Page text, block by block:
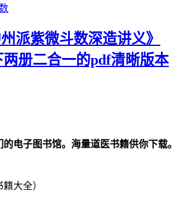
派紫微斗数深造讲义》
两册二合一的pdf清晰版本
电子图书馆。海量道医书籍供你下载。